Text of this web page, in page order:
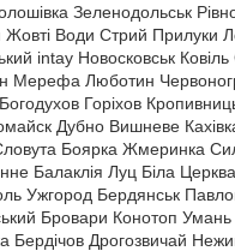
Зеленодольськ
Жовті Води Стрий Прилуки
intay Новосковськ Ковіль
Мерефа Люботин
Горіхов
Дубно Вишневе
Боярка Жмеринка
Балаклія Луц Біла
Ужгород Бердянськ
Бровари Конотоп
Бердічов Дрогозвичай